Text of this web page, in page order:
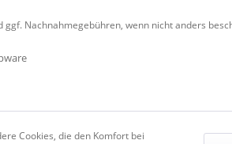
ggf. Nachnahmegebühren, wenn nicht anders
Cookies, die den Komfort bei